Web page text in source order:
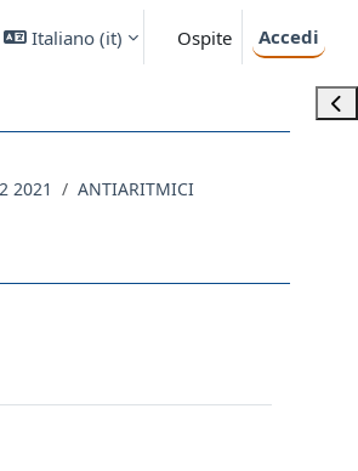
Italiano ‎(it)‎ Ospite Accedi
2021 ANTIARITMICI